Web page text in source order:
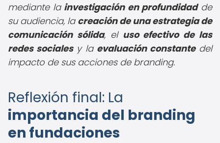
mediante la investigación en profundidadde
su audiencia, la creación de una estrategia de
comunicación sólida, el uso efectivo de las
redes socialesy la evaluación constantedel
impacto de sus acciones de branding.
Reflexión final: La
importancia del branding
en fundaciones